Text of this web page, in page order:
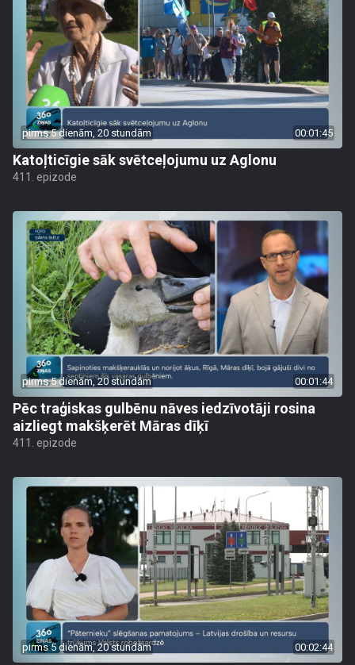
pirms 5 dienām, 20 stundām 00:01:45
Katoļticīgie sāk svētceļojumu uz Aglonu
411. epizode
pirms 5 dienām, 20 stundām 00:01:44
Pēc traģiskas gulbēnu nāves iedzīvotāji rosina
aizliegt makšķerēt Māras dīķī
411. epizode
pirms 5 dienām, 20 stundām 00:02:44